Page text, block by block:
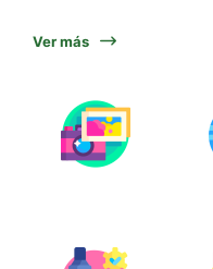
Ver más